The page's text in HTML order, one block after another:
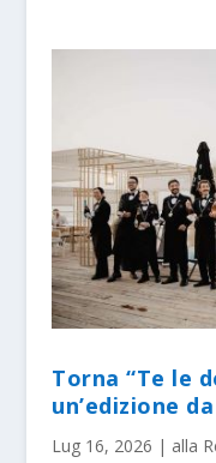
Torna “Te le
un’edizione
Lug 16, 2026 | alla